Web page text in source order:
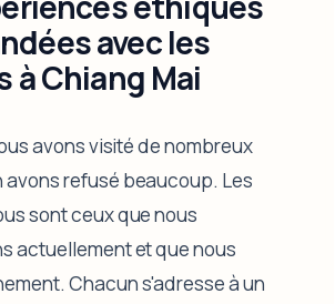
avec les
à Chiang Mai
avons visité de nombreux
avons refusé beaucoup. Les
sont ceux que nous
actuellement et que nous
Chacun s'adresse à un